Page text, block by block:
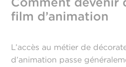
film d’animation
L’accès au métier de
d’animation passe